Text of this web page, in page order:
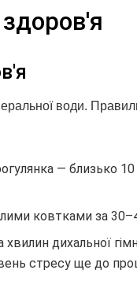
води.
— близько
ковтками за
хвилин дихальної
стресу ще до